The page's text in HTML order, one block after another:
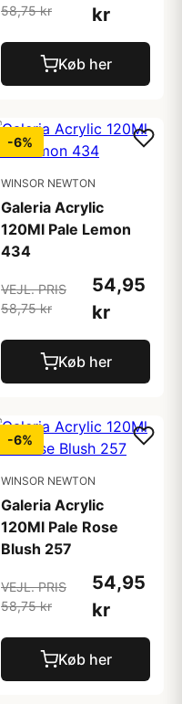
58,75 kr
kr
Køb her
-6%
WINSOR NEWTON
Galeria Acrylic
120Ml Pale Lemon
434
VEJL. PRIS
58,75 kr
54,95
kr
Køb her
-6%
WINSOR NEWTON
Galeria Acrylic
120Ml Pale Rose
Blush 257
VEJL. PRIS
58,75 kr
54,95
kr
Køb her